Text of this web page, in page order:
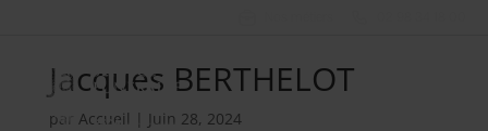
Jacques BERTHELOT
par Accueil | Juin 28, 2024